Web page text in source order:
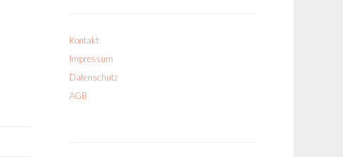
Kontakt
Impressum
Datenschutz
AGB